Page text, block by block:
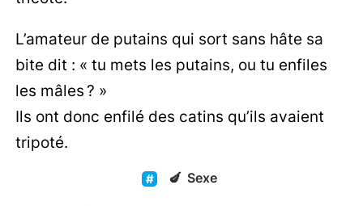
L’amateur de putains qui sort sans hâte sa
bite dit : « tu mets les putains, ou tu enfiles
les mâles ? »
Ils ont donc enfilé des catins qu’ils avaient
tripoté.
🍆 Sexe